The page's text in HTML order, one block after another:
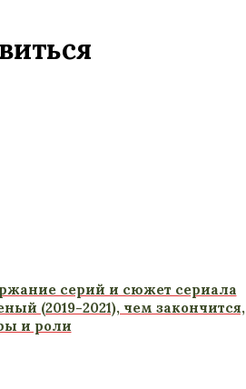
серий и сюжет сериала
(2019-2021), чем закончится,
и роли